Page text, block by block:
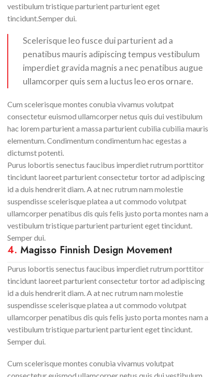
vestibulum tristique parturient parturient eget
tincidunt.Semper dui.
Scelerisque leo fusce dui parturient ad a
penatibus mauris adipiscing tempus vestibulum
imperdiet gravida magnis a nec penatibus augue
ullamcorper quis sem a luctus leo eros ornare.
Cum scelerisque montes conubia vivamus volutpat
consectetur euismod ullamcorper netus quis dui vestibulum
hac lorem parturient a massa parturient cubilia cubilia mauris
elementum. Condimentum condimentum hac egestas a
dictumst potenti.
Purus lobortis senectus faucibus imperdiet rutrum porttitor
tincidunt laoreet parturient consectetur tortor ad adipiscing
id a duis hendrerit diam. A at nec rutrum nam molestie
suspendisse scelerisque platea a ut commodo volutpat
ullamcorper penatibus dis quis felis justo porta montes nam a
vestibulum tristique parturient parturient eget tincidunt.
Semper dui.
4. Magisso Finnish Design Movement
Purus lobortis senectus faucibus imperdiet rutrum porttitor
tincidunt laoreet parturient consectetur tortor ad adipiscing
id a duis hendrerit diam. A at nec rutrum nam molestie
suspendisse scelerisque platea a ut commodo volutpat
ullamcorper penatibus dis quis felis justo porta montes nam a
vestibulum tristique parturient parturient eget tincidunt.
Semper dui.
Cum scelerisque montes conubia vivamus volutpat